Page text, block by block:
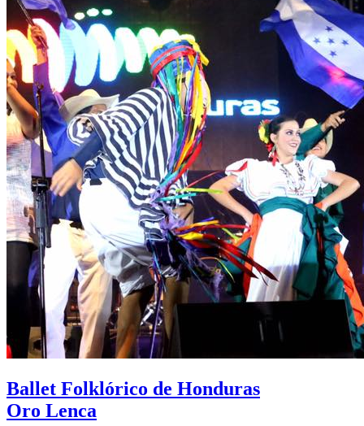
Ballet Folklórico de Honduras
Oro Lenca